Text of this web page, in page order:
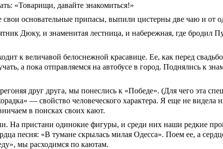
«Товарищи, давайте знакомиться!»
основательные припасы, выпили цистерны две чаю и от
Дюку, и знаменитая лестница, и набережная, где
к величавой белоснежной красавице. Ее, как перед
а пока отправляемся на автобусе в город. Поднялись к
друг друга, мы понеслись к «Победе». (Для чего эта
— свойство человеческого характера. Я еще не
в поисках своих кают.
На пристани одинокие фигуры, и среди них наши редкие
песня: «В тумане скрылась милая Одесса». Поем ее, а
мы расходимся по каютам.